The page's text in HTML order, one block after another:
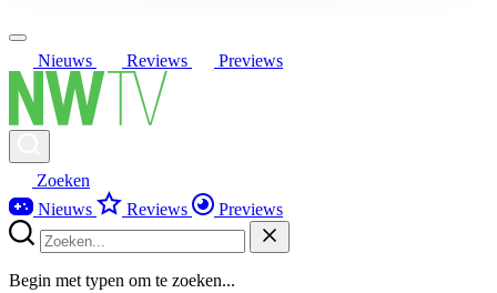
Nieuws Reviews Previews
Zoeken
Nieuws
Reviews Previews
Begin met typen om te zoeken...